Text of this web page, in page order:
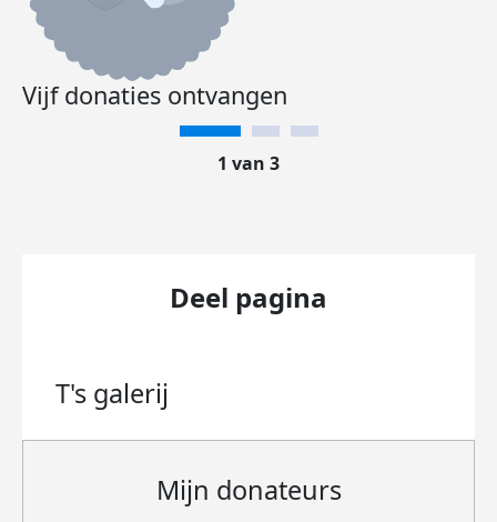
Vijf donaties ontvangen
1 van 3
Deel pagina
T's galerij
Mijn donateurs